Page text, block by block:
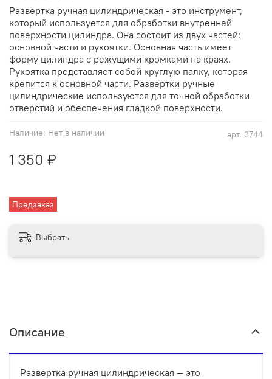
арт. 3744
Наличие: Нет в наличии
Предзаказ
1 350 ₽
Развертка ручная цилиндрическая - это инструмент,
который используется для обработки внутренней
поверхности цилиндра. Она состоит из двух частей:
основной части и рукоятки. Основная часть имеет
форму цилиндра с режущими кромками на краях.
Рукоятка представляет собой круглую палку, которая
крепится к основной части. Развертки ручные
цилиндрические используются для точной обработки
отверстий и обеспечения гладкой поверхности.
Выбрать
Описание
Развертка ручная цилиндрическая — это